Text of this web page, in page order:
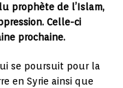
prophète de l’Islam,
Celle-ci
prochaine.
se poursuit pour la
en Syrie ainsi que